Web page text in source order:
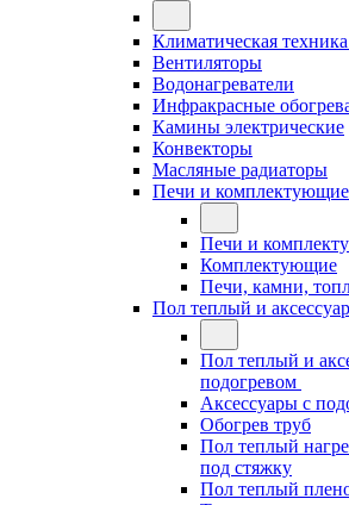
Климатическая техника
Вентиляторы
Водонагреватели
Инфракрасные
Камины электрические
Конвекторы
Масляные радиаторы
Печи и комплектующие
Печи и
Комплектующие
Печи, камни,
Пол теплый и
Пол теплый и
подогревом
Аксессуары с
Обогрев труб
Пол теплый
под стяжку
Пол теплый